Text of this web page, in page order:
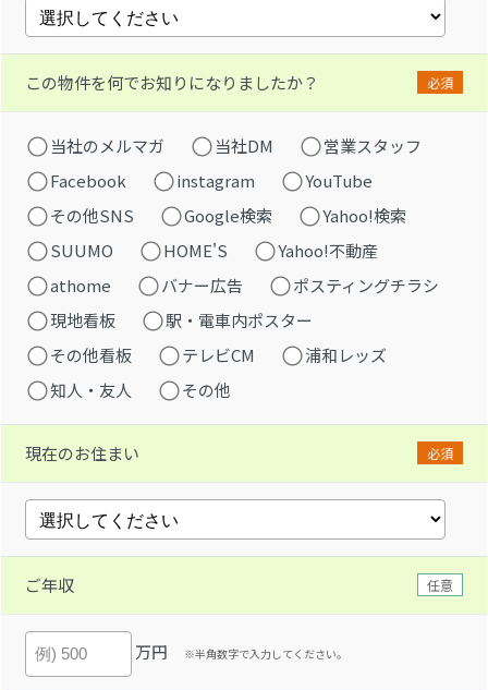
この物件を何でお知りになりましたか？ 必須
当社のメルマガ 当社DM
営業スタッフ
Facebook
instagram
YouTube
その他SNS
Google検索
Yahoo!検索
SUUMO
HOME'S
Yahoo!不動産
athome
バナー広告
ポスティングチラシ
現地看板
駅・電車内ポスター
その他看板
テレビCM
浦和レッズ
知人・友人
その他
現在のお住まい 必須
ご年収 任意
万円 ※半角数字で入力してください。